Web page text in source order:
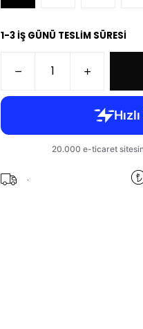
1-3 İŞ GÜNÜ TESLİM SÜRESİ
.